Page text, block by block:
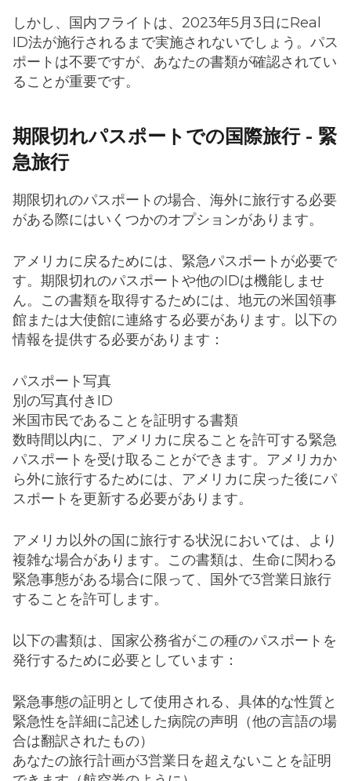
しかし、国内フライトは、2023年5月3日にReal
ID法が施行されるまで実施されないでしょう。パス
ポートは不要ですが、あなたの書類が確認されてい
ることが重要です。
期限切れパスポートでの国際旅行 - 緊
急旅行
期限切れのパスポートの場合、海外に旅行する必要
がある際にはいくつかのオプションがあります。
アメリカに戻るためには、緊急パスポートが必要で
す。期限切れのパスポートや他のIDは機能しませ
ん。この書類を取得するためには、地元の米国領事
館または大使館に連絡する必要があります。以下の
情報を提供する必要があります：
パスポート写真
別の写真付きID
米国市民であることを証明する書類
数時間以内に、アメリカに戻ることを許可する緊急
パスポートを受け取ることができます。アメリカか
ら外に旅行するためには、アメリカに戻った後にパ
スポートを更新する必要があります。
アメリカ以外の国に旅行する状況においては、より
複雑な場合があります。この書類は、生命に関わる
緊急事態がある場合に限って、国外で3営業日旅行
することを許可します。
以下の書類は、国家公務省がこの種のパスポートを
発行するために必要としています：
緊急事態の証明として使用される、具体的な性質と
緊急性を詳細に記述した病院の声明（他の言語の場
合は翻訳されたもの）
あなたの旅行計画が3営業日を超えないことを証明